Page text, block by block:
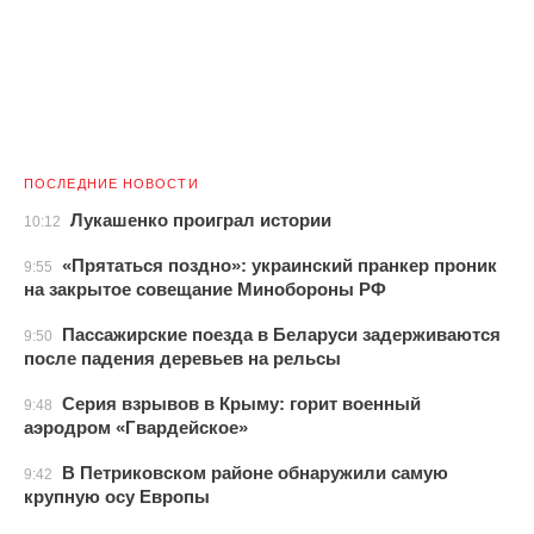
ПОСЛЕДНИЕ НОВОСТИ
10:12 Лукашенко проиграл истории
9:55
«Прятаться поздно»: украинский пранкер проник
на закрытое совещание Минобороны РФ
9:50
Пассажирские поезда в Беларуси задерживаются
после падения деревьев на рельсы
9:48
Серия взрывов в Крыму: горит военный
аэродром «Гвардейское»
9:42
В Петриковском районе обнаружили самую
крупную осу Европы